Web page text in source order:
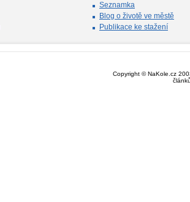
Seznamka
Blog o životě ve městě
Publikace ke stažení
Copyright © NaKole.cz